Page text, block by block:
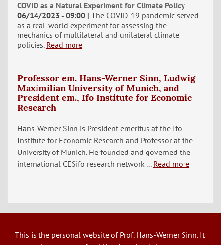
COVID as a Natural Experiment for Climate Policy
06/14/2023 - 09:00 The COVID-19 pandemic served
as a real-world experiment for assessing the
mechanics of multilateral and unilateral climate
policies. Read more
Professor em. Hans-Werner Sinn, Ludwig
Maximilian University of Munich, and
President em., Ifo Institute for Economic
Research
Hans-Werner Sinn is President emeritus at the Ifo
Institute for Economic Research and Professor at the
University of Munich. He founded and governed the
international CESifo research network ... Read more
This is the personal website of Prof. Hans-Werner Sinn. It